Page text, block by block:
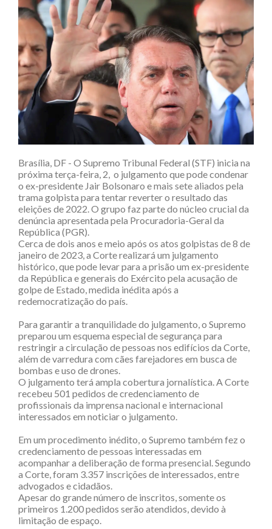
Brasília, DF - O Supremo Tribunal Federal (STF) inicia na
próxima terça-feira, 2, o julgamento que pode condenar
o ex-presidente Jair Bolsonaro e mais sete aliados pela
trama golpista para tentar reverter o resultado das
eleições de 2022. O grupo faz parte do núcleo crucial da
denúncia apresentada pela Procuradoria-Geral da
República (PGR).
Cerca de dois anos e meio após os atos golpistas de 8 de
janeiro de 2023, a Corte realizará um julgamento
histórico, que pode levar para a prisão um ex-presidente
da República e generais do Exército pela acusação de
golpe de Estado, medida inédita após a
redemocratização do país.
Para garantir a tranquilidade do julgamento, o Supremo
preparou um esquema especial de segurança para
restringir a circulação de pessoas nos edifícios da Corte,
além de varredura com cães farejadores em busca de
bombas e uso de drones.
O julgamento terá ampla cobertura jornalística. A Corte
recebeu 501 pedidos de credenciamento de
profissionais da imprensa nacional e internacional
interessados em noticiar o julgamento.
Em um procedimento inédito, o Supremo também fez o
credenciamento de pessoas interessadas em
acompanhar a deliberação de forma presencial. Segundo
a Corte, foram 3.357 inscrições de interessados, entre
advogados e cidadãos.
Apesar do grande número de inscritos, somente os
primeiros 1.200 pedidos serão atendidos, devido à
limitação de espaço.